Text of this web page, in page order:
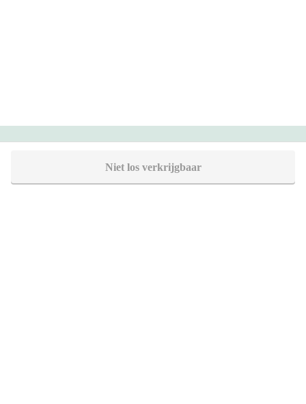
Niet los verkrijgbaar
Bel +32 38 08 78 90
Direct antwoord op uw vraag